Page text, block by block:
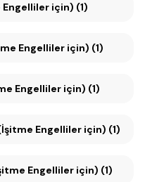
için) (1)
Engelliler için) (1)
Engelliler için) (1)
Engelliler için) (1)
(İşitme Engelliler için) (1)